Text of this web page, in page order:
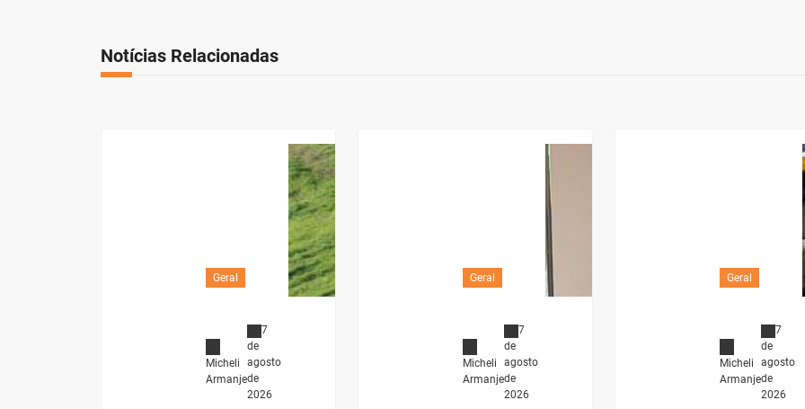
Notícias Relacionadas
Geral
Micheli
Armanje
7
de
agosto
de
2026
Geral
Micheli
Armanje
7
de
agosto
de
2026
Geral
Micheli
Armanje
7
de
agosto
de
2026